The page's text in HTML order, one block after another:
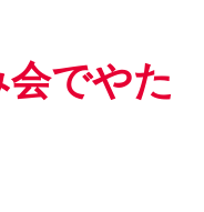
でやた